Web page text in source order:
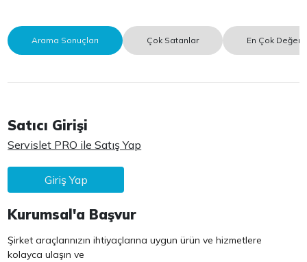
Arama Sonuçları Çok Satanlar En Çok
Satıcı Girişi
Servislet PRO ile Satış Yap
Giriş Yap
Kurumsal'a Başvur
Şirket araçlarınızın ihtiyaçlarına uygun ürün ve hizmetlere
kolayca ulaşın ve